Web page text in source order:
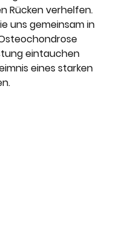
Rücken verhelfen.
uns gemeinsam in
eintauchen
eines starken